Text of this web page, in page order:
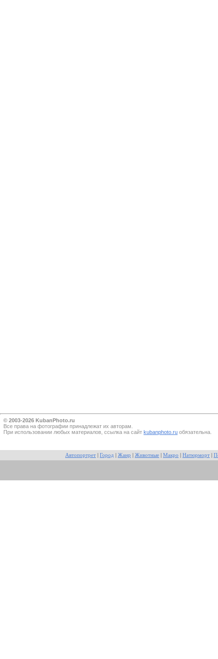
© 2003-2026 KubanPhoto.ru
Все прaва на фотографии принадлежат их авторам.
При использовании любых материалов, ссылка на сайт kubanphoto.ru обязательна.
Автопортрет Город Жанр Животные Макро Натюрморт